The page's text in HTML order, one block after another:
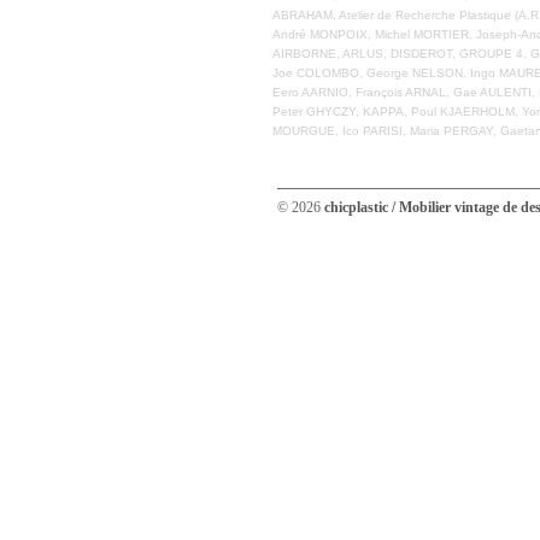
ABRAHAM, Atelier de Recherche Plastique
André MONPOIX, Michel MORTIER, Joseph-
AIRBORNE, ARLUS, DISDEROT, GROUPE 4,
Joe COLOMBO, George NELSON, Ingo
Eero AARNIO, François ARNAL, Gae
Peter GHYCZY, KAPPA, Poul KJAERHOLM,
MOURGUE, Ico PARISI, Maria PERGAY,
© 2026chicplastic / Mobilier vintage de